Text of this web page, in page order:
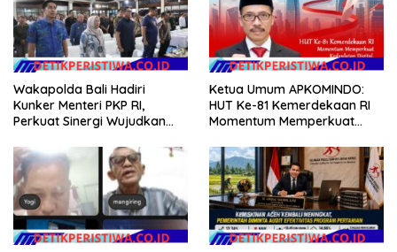
Wakapolda Bali Hadiri
Kunker Menteri PKP RI,
Perkuat Sinergi Wujudkan
Masyarakat
Ketua Umum APKOMINDO:
HUT Ke-81 Kemerdekaan RI
Momentum Memperkuat
Teknologi, dan Kepastian
Hukum Menuju Indonesia
Emas 2045